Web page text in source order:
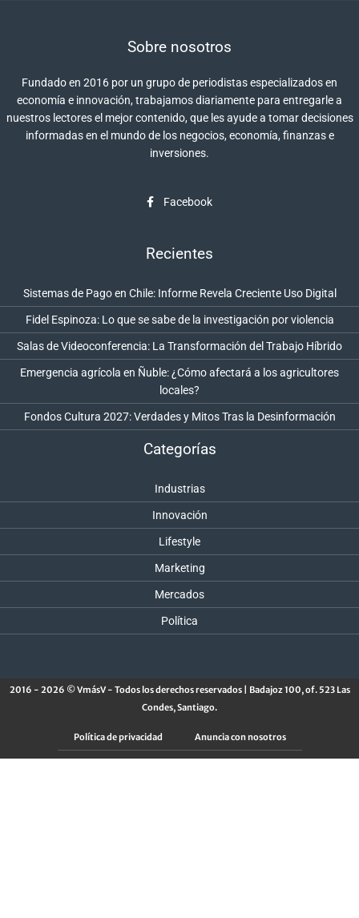
Sobre nosotros
Fundado en 2016 por un grupo de periodistas especializados en
economía e innovación, trabajamos diariamente para entregarle a
nuestros lectores el mejor contenido, que les ayude a tomar decisiones
informadas en el mundo de los negocios, economía, finanzas e
inversiones.
Facebook
Recientes
Sistemas de Pago en Chile: Informe Revela Creciente Uso Digital
Fidel Espinoza: Lo que se sabe de la investigación por violencia
Salas de Videoconferencia: La Transformación del Trabajo Híbrido
Emergencia agrícola en Ñuble: ¿Cómo afectará a los agricultores
locales?
Fondos Cultura 2027: Verdades y Mitos Tras la Desinformación
Categorías
Industrias
Innovación
Lifestyle
Marketing
Mercados
Política
2016 - 2026 © VmásV - Todos los derechos reservados | Badajoz 100, of. 523 Las
Condes, Santiago.
Política de privacidad Anuncia con nosotros